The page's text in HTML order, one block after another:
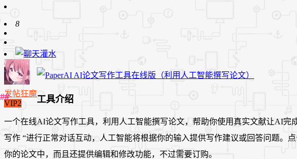
8
发帖狂魔
VIP2
工具介绍
一个在线AI论文写作工具，利用人工智能撰写论文，帮助你使用真实文献让AI
写作 “进行正常对话互动，人工智能将根据你的输入提供写作建议或回答问题。
你的论文中，而且还提供编辑和修改功能，不过需要订购。